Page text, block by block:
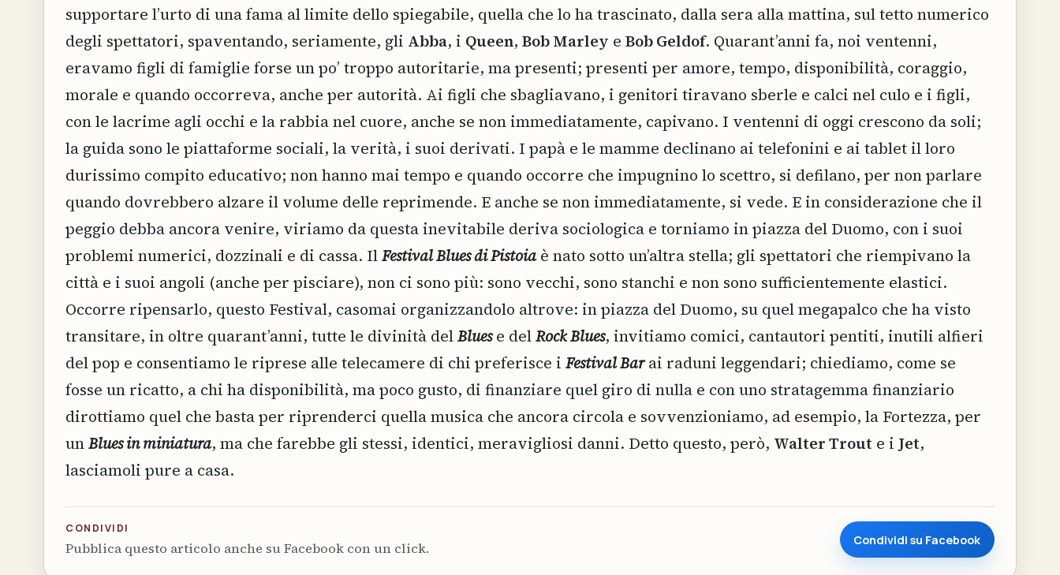
supportare l’urto di una fama al limite dello spiegabile, quella che lo ha trascinato, dalla sera alla mattina, sul tetto numerico
degli spettatori, spaventando, seriamente, gli Abba, i Queen,Bob Marley eBob Geldof. Quarant’anni fa, noi ventenni,
eravamo figli di famiglie forse un po’ troppo autoritarie, ma presenti; presenti per amore, tempo, disponibilità, coraggio,
morale e quando occorreva, anche per autorità. Ai figli che sbagliavano, i genitori tiravano sberle e calci nel culo e i figli,
con le lacrime agli occhi e la rabbia nel cuore, anche se non immediatamente, capivano. I ventenni di oggi crescono da soli;
la guida sono le piattaforme sociali, la verità, i suoi derivati. I papà e le mamme declinano ai telefonini e ai tablet il loro
durissimo compito educativo; non hanno mai tempo e quando occorre che impugnino lo scettro, si defilano, per non parlare
quando dovrebbero alzare il volume delle reprimende. E anche se non immediatamente, si vede. E in considerazione che il
peggio debba ancora venire, viriamo da questa inevitabile deriva sociologica e torniamo in piazza del Duomo, con i suoi
problemi numerici, dozzinali e di cassa. IlFestival Blues di Pistoiaè nato sotto un’altra stella; gli spettatori che riempivano la
città e i suoi angoli (anche per pisciare), non ci sono più: sono vecchi, sono stanchi e non sono sufficientemente elastici.
Occorre ripensarlo, questo Festival, casomai organizzandolo altrove: in piazza del Duomo, su quel megapalco che ha visto
transitare, in oltre quarant’anni, tutte le divinità delBluese delRock Blues, invitiamo comici, cantautori pentiti, inutili alfieri
del pop e consentiamo le riprese alle telecamere di chi preferisce iFestival Barai raduni leggendari; chiediamo, come se
fosse un ricatto, a chi ha disponibilità, ma poco gusto, di finanziare quel giro di nulla e con uno stratagemma finanziario
dirottiamo quel che basta per riprenderci quella musica che ancora circola e sovvenzioniamo, ad esempio, la Fortezza, per
unBlues in miniatura, ma che farebbe gli stessi, identici, meravigliosi danni. Detto questo, però, Walter Trout e i Jet,
lasciamoli pure a casa.
CONDIVIDI
Pubblica questo articolo anche su Facebook con un click.
Condividi su Facebook